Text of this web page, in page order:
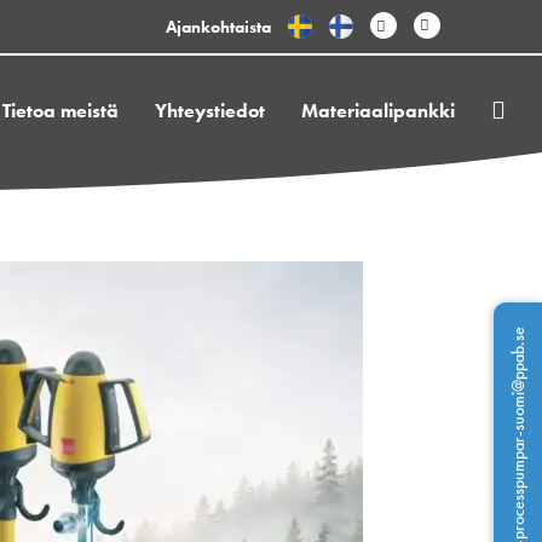
Ajankohtaista
Tietoa meistä Yhteystiedot Materiaalipankki
info-processpumpar-suomi@ppab.se